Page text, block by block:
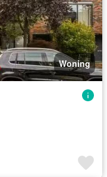
Woning